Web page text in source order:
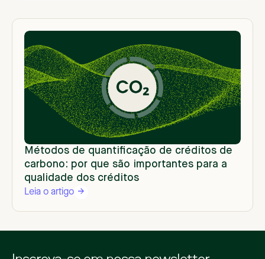
Métodos de quantificação de créditos de
carbono: por que são importantes para a
qualidade dos créditos
Leia o artigo